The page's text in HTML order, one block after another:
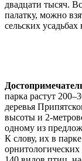
двадцати тысяч.
палатку, можно
сельских
парка растут
деревья
высоты и 2-
одному из
К слову, их в